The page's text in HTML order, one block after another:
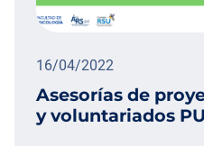
16/04/2022
Asesorías de
y voluntariados